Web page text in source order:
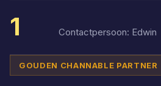
1 Contactpersoon: Edwin
GOUDEN CHANNABLE PARTNER